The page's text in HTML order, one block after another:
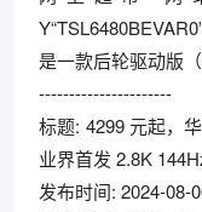
是一款后轮驱动版
----------------------
标题: 4299 元起，
业界首发 2.8K
发布时间: 2024-08-